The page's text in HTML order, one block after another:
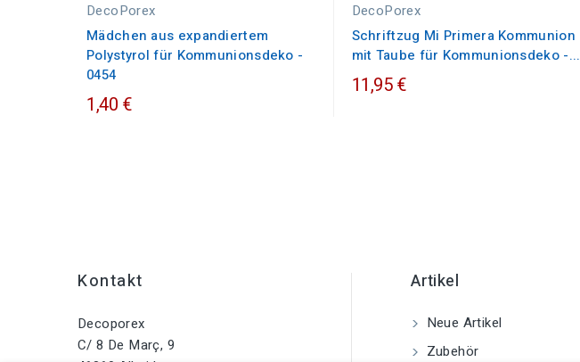
DecoPorex
Mädchen aus expandiertem
Polystyrol für Kommunionsdeko -
0454
1,40 €
DecoPorex
Schriftzug Mi Primera Kommunion
mit Taube für Kommunionsdeko -...
11,95 €
Kontakt
Decoporex
C/ 8 De Març, 9
Artikel
Neue Artikel
Zubehör